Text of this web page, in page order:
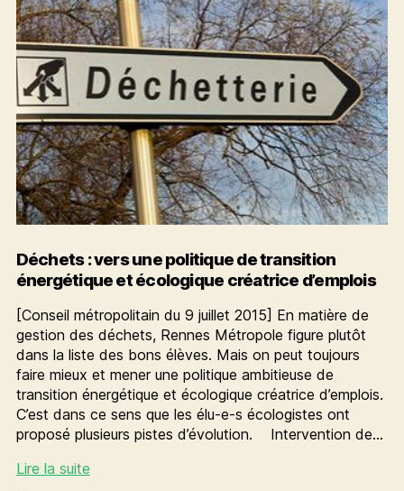
Déchets : vers une politique de transition
énergétique et écologique créatrice d’emplois
[Conseil métropolitain du 9 juillet 2015] En matière de
gestion des déchets, Rennes Métropole figure plutôt
dans la liste des bons élèves. Mais on peut toujours
faire mieux et mener une politique ambitieuse de
transition énergétique et écologique créatrice d’emplois.
C’est dans ce sens que les élu-e-s écologistes ont
proposé plusieurs pistes d’évolution. Intervention de…
Lire la suiteDéchets